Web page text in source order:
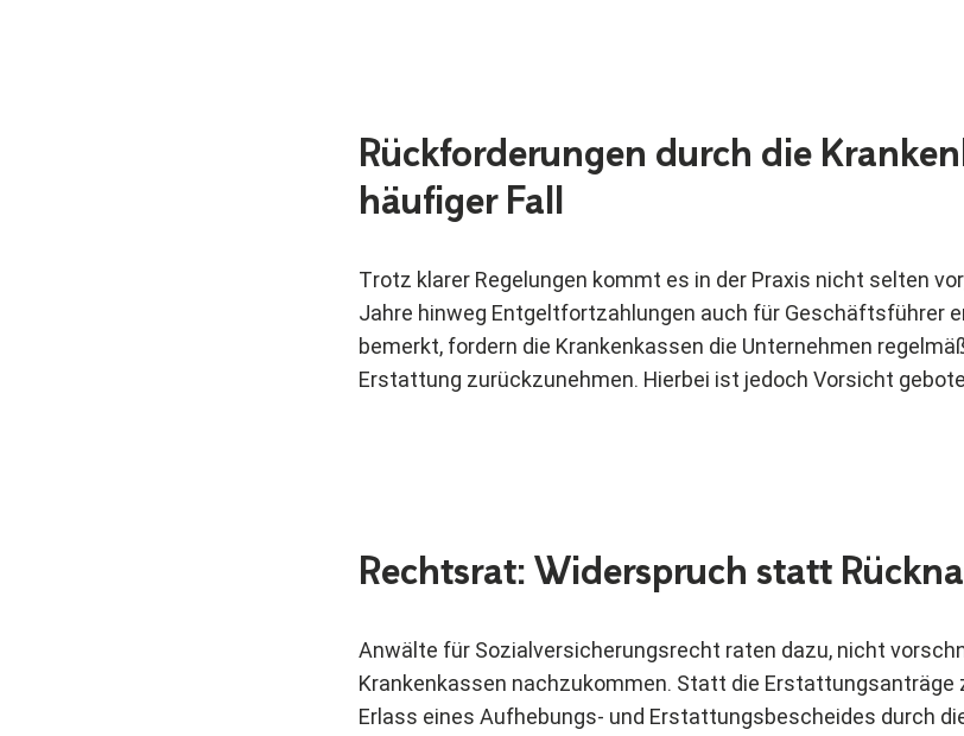
Rückforderungen durch die
häufiger Fall
Trotz klarer Regelungen kommt es in der Praxis nicht selten
Jahre hinweg Entgeltfortzahlungen auch für Geschäftsführer
bemerkt, fordern die Krankenkassen die Unternehmen
Erstattung zurückzunehmen. Hierbei ist jedoch Vorsicht
Rechtsrat: Widerspruch statt
Anwälte für Sozialversicherungsrecht raten dazu, nicht
Krankenkassen nachzukommen. Statt die Erstattungsanträge
Erlass eines Aufhebungs- und Erstattungsbescheides durch